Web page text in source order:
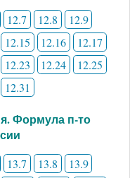
12.7 12.8
12.9
12.15 12.16
12.17
12.23 12.24
12.25
12.31
Формула п-то
13.7 13.8
13.9